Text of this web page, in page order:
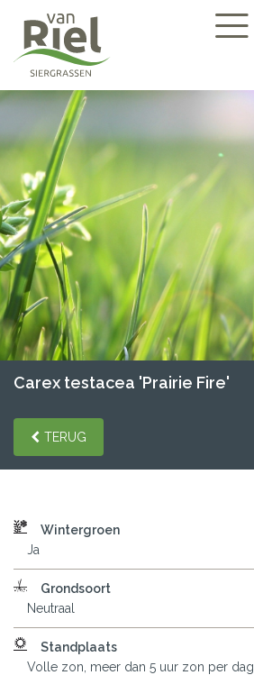
Carex testacea 'Prairie Fire'
TERUG
Wintergroen
Ja
Grondsoort
Neutraal
Standplaats
Volle zon, meer dan 5 uur zon per dag